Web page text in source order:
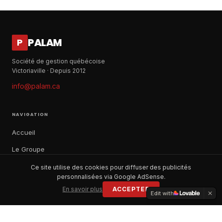
P PALAM
Société de gestion québécoise
Victoriaville · Depuis 2012
info@palam.ca
NAVIGATION
Accueil
Le Groupe
Notre histoire
Ce site utilise des cookies pour diffuser des publicités
personnalisées via Google AdSense.
En savoir plus
ACCEPTER
Edit with